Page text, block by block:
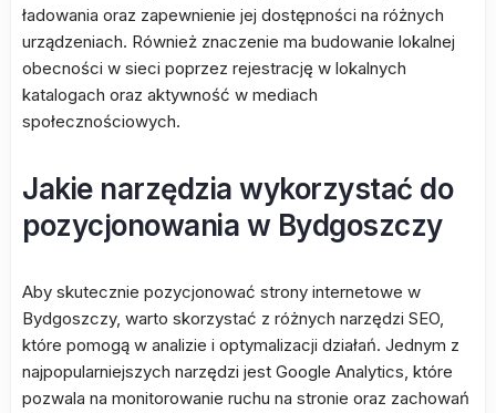
ładowania oraz zapewnienie jej dostępności na różnych
urządzeniach. Również znaczenie ma budowanie lokalnej
obecności w sieci poprzez rejestrację w lokalnych
katalogach oraz aktywność w mediach
społecznościowych.
Jakie narzędzia wykorzystać do
pozycjonowania w Bydgoszczy
Aby skutecznie pozycjonować strony internetowe w
Bydgoszczy, warto skorzystać z różnych narzędzi SEO,
które pomogą w analizie i optymalizacji działań. Jednym z
najpopularniejszych narzędzi jest Google Analytics, które
pozwala na monitorowanie ruchu na stronie oraz zachowań